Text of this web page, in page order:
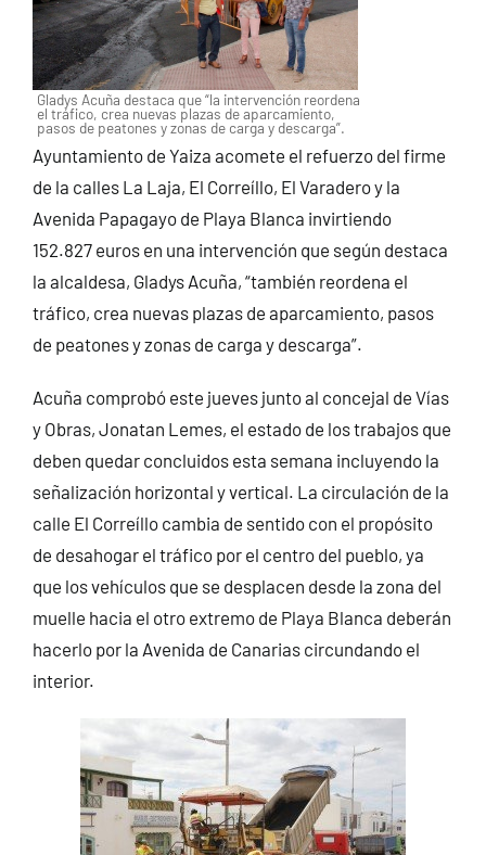
Gladys Acuña destaca que “la intervención reordena
el tráfico, crea nuevas plazas de aparcamiento,
pasos de peatones y zonas de carga y descarga”.
Ayuntamiento de Yaiza acomete el refuerzo del firme
de la calles La Laja, El Correíllo, El Varadero y la
Avenida Papagayo de Playa Blanca invirtiendo
152.827 euros en una intervención que según destaca
la alcaldesa, Gladys Acuña, “también reordena el
tráfico, crea nuevas plazas de aparcamiento, pasos
de peatones y zonas de carga y descarga”.
Acuña comprobó este jueves junto al concejal de Vías
y Obras, Jonatan Lemes, el estado de los trabajos que
deben quedar concluidos esta semana incluyendo la
señalización horizontal y vertical. La circulación de la
calle El Correíllo cambia de sentido con el propósito
de desahogar el tráfico por el centro del pueblo, ya
que los vehículos que se desplacen desde la zona del
muelle hacia el otro extremo de Playa Blanca deberán
hacerlo por la Avenida de Canarias circundando el
interior.